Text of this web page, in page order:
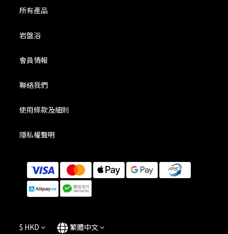
所有產品
岩盤浴
會員情報
聯絡我們
使用條款及細則
隱私權聲明
$ HKD 繁體中文